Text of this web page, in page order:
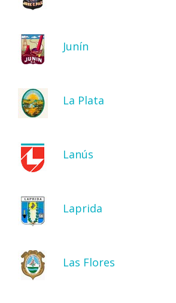
Junín
La Plata
Lanús
Laprida
Las Flores